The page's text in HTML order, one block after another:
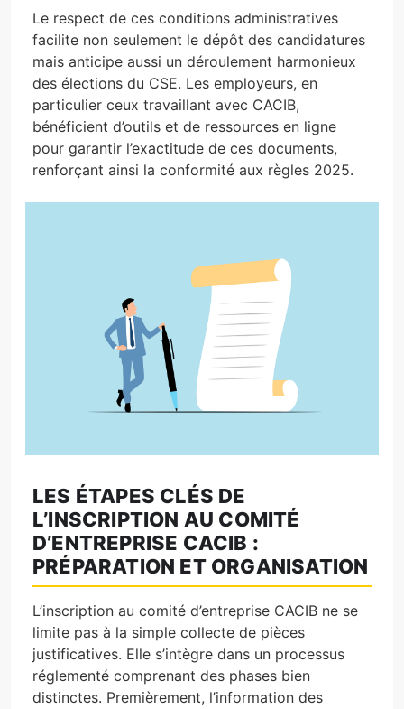
Le respect de ces conditions administratives
facilite non seulement le dépôt des candidatures
mais anticipe aussi un déroulement harmonieux
des élections du CSE. Les employeurs, en
particulier ceux travaillant avec CACIB,
bénéficient d’outils et de ressources en ligne
pour garantir l’exactitude de ces documents,
renforçant ainsi la conformité aux règles 2025.
LES ÉTAPES CLÉS DE
L’INSCRIPTION AU COMITÉ
D’ENTREPRISE CACIB :
PRÉPARATION ET ORGANISATION
L’inscription au comité d’entreprise CACIB ne se
limite pas à la simple collecte de pièces
justificatives. Elle s’intègre dans un processus
réglementé comprenant des phases bien
distinctes. Premièrement, l’information des